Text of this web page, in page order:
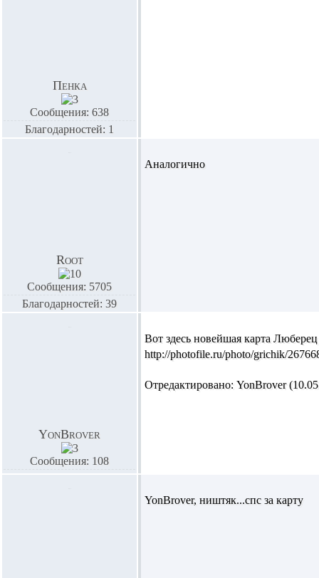
Пенка
Сообщения: 638
Благодарностей: 1
Root
Сообщения: 5705
Благодарностей: 39
Аналогично
YonBrover
Сообщения: 108
Вот здесь новейшая карта
http://photofile.ru/photo/grichik/
Отредактировано: YonBrover
YonBrover, ништяк...спс за карту